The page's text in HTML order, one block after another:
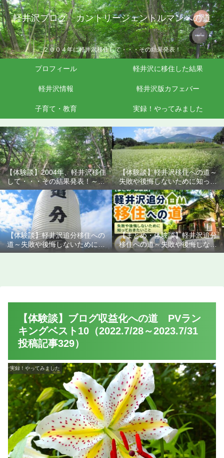
軽井沢ブログ カントリージェントルマンへの道
２００４年に軽井沢移住して・・・その結果発表！
プロフィール 軽井沢に移住した結果
軽井沢情報 軽井沢版カフェバー
子育て・教育 実録！やってみました
【体験談】2004年、軽井沢移住
して・・・その結果発表！～失
敗や後悔しないために知ってお
きたいこと
【体験談】軽井沢移住への道～
失敗や後悔しないために知って
おきたいこと
【体験談】軽井沢追分移住への
道～失敗や後悔しないために知
っておきたいこと
【まとめ・体験談】軽井沢追分
移住への道～失敗や後悔しない
ために知っておきたいこと
【体験談】ブログ収益化への道 PVラン
キングベスト10（2022.7/28～2023.7/31
投稿記事329）
実録！やってみました